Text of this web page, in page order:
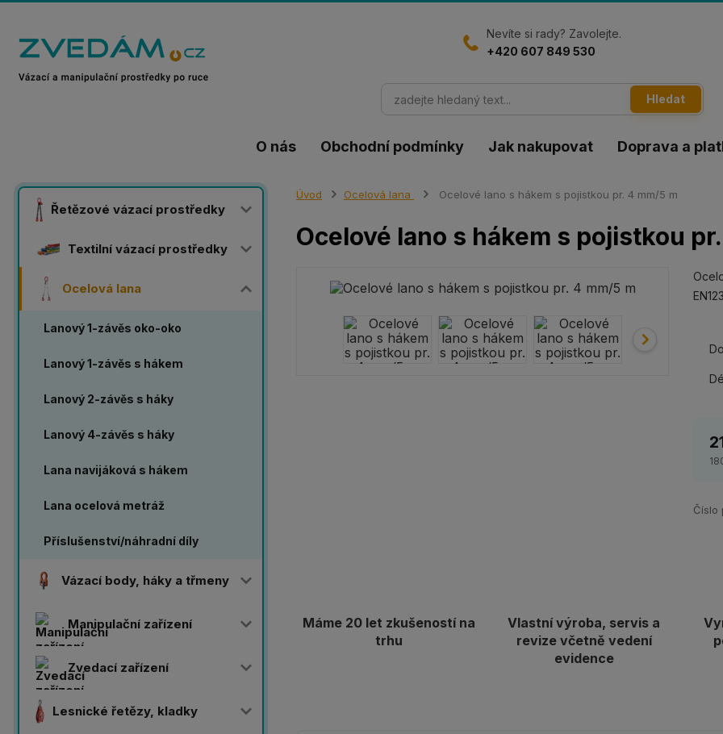
O nás Obchodní podmínky Jak nakupovat Doprava a
Hledat
Nevíte si rady? Zavolejte.
+420 607 849 530
Řetězové vázací prostředky
Textilní vázací prostředky
Ocelová lana
Lanový 1-závěs oko-oko
Lanový 1-závěs s hákem
Lanový 2-závěs s háky
Lanový 4-závěs s háky
Lana navijáková s hákem
Lana ocelová metráž
Příslušenství/náhradní díly
Vázací body, háky a třmeny
Manipulační zařízení
Zvedací zařízení
Lesnické řetězy, kladky
Úvod Ocelová lana Ocelové lano s hákem s pojistkou pr. 4 mm/5 m
Ocelové lano s hákem s pojistkou
Číslo
Máme 20 let zkušeností na
trhu
Vlastní výroba, servis a
revize včetně vedení
evidence